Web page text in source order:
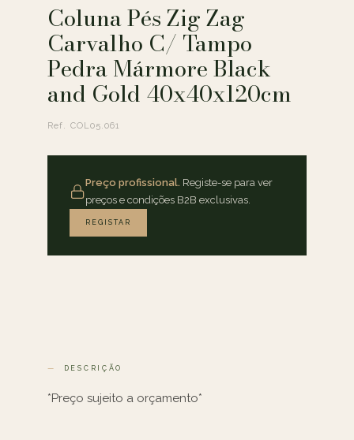
Coluna Pés Zig Zag
Carvalho C/ Tampo
Pedra Mármore Black
and Gold 40x40x120cm
Ref. COL05.061
Preço profissional. Registe-se para ver
preços e condições B2B exclusivas.
REGISTAR
DESCRIÇÃO
*Preço sujeito a orçamento*